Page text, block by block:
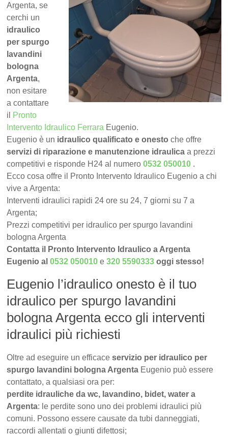
Argenta, se
cerchi un
idraulico
per spurgo
lavandini
bologna
Argenta,
non esitare
a contattare
il Pronto
Intervento Idraulico Ferrara Eugenio.
Eugenio è un idraulico qualificato e onesto che offre
servizi di riparazione e manutenzione idraulica a prezzi
competitivi e risponde H24 al numero0532 050010 .
Ecco cosa offre il Pronto Intervento Idraulico Eugenio a chi
vive a Argenta:
Interventi idraulici rapidi 24 ore su 24, 7 giorni su 7 a
Argenta;
Prezzi competitivi per idraulico per spurgo lavandini
bologna Argenta
Contatta il Pronto Intervento Idraulico a Argenta
Eugenio al0532 050010 e320 5590333 oggi stesso!
Eugenio l’idraulico onesto è il tuo
idraulico per spurgo lavandini
bologna Argenta ecco gli interventi
idraulici più richiesti
Oltre ad eseguire un efficaceservizio per idraulico per
spurgo lavandini bologna Argenta Eugenio può essere
contattato, a qualsiasi ora per:
perdite idrauliche da wc, lavandino, bidet, water a
Argenta: le perdite sono uno dei problemi idraulici più
comuni. Possono essere causate da tubi danneggiati,
raccordi allentati o giunti difettosi;